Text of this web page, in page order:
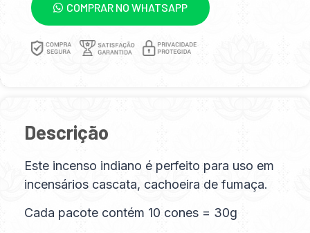
COMPRAR NO WHATSAPP
Descrição
Este incenso indiano é perfeito para uso em
incensários cascata, cachoeira de fumaça.
Cada pacote contém 10 cones = 30g